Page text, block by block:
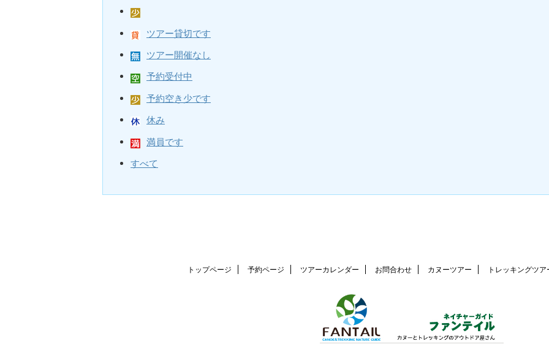
ツアー貸切です
ツアー開催なし
予約受付中
予約空き少です
休み
満員です
すべて
トップページ 予約ページ ツアーカレンダー お問合わせ カヌーツアー トレッキングツア